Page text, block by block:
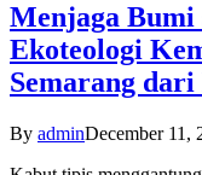
Menjaga Bumi
Ekoteologi
Semarang
By adminDecember 11,